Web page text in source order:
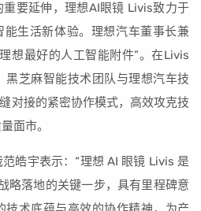
要延伸，理想AI眼镜 Livis致力于
能生活新体验。理想汽车董事长兼
想最好的人工智能附件”。在Livis
黑芝麻智能技术团队与理想汽车技
对接的紧密协作模式，高效攻克技
面市。
皓宇表示：“理想 AI 眼镜 Livis 是
略落地的关键一步，具有里程碑意